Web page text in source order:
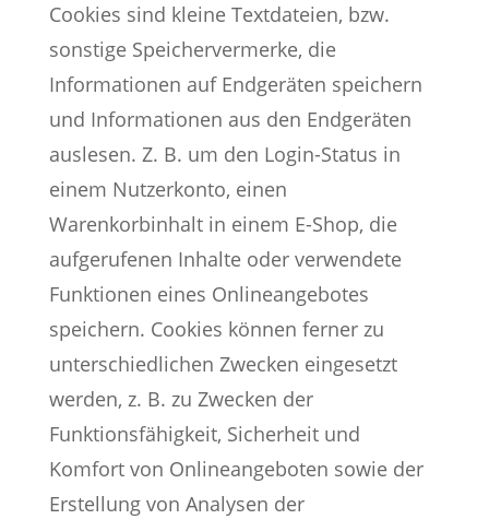
Cookies sind kleine Textdateien, bzw.
sonstige Speichervermerke, die
Informationen auf Endgeräten speichern
und Informationen aus den Endgeräten
auslesen. Z. B. um den Login-Status in
einem Nutzerkonto, einen
Warenkorbinhalt in einem E-Shop, die
aufgerufenen Inhalte oder verwendete
Funktionen eines Onlineangebotes
speichern. Cookies können ferner zu
unterschiedlichen Zwecken eingesetzt
werden, z. B. zu Zwecken der
Funktionsfähigkeit, Sicherheit und
Komfort von Onlineangeboten sowie der
Erstellung von Analysen der